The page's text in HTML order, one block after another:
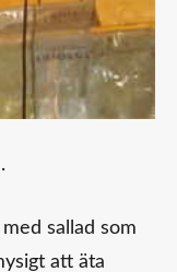
sallad som
att äta